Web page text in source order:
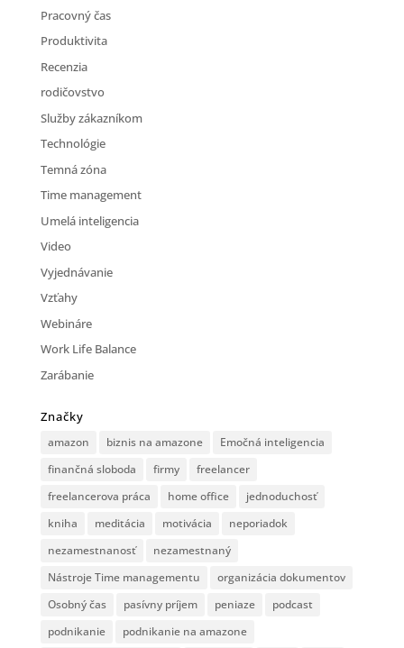
Pracovný čas
Produktivita
Recenzia
rodičovstvo
Služby zákazníkom
Technológie
Temná zóna
Time management
Umelá inteligencia
Video
Vyjednávanie
Vzťahy
Webináre
Work Life Balance
Zarábanie
Značky
amazon biznis na amazone
Emočná inteligencia
finančná sloboda
firmy
freelancer
freelancerova práca
home office
jednoduchosť
kniha
meditácia motivácia
neporiadok
nezamestnanosť
nezamestnaný
Nástroje Time managementu
organizácia dokumentov
Osobný čas
pasívny príjem peniaze
podcast
podnikanie
podnikanie na amazone